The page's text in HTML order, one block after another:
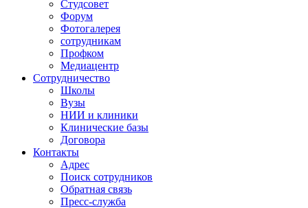
Студсовет
Форум
Фотогалерея
сотрудникам
Профком
Медиацентр
Сотрудничество
Школы
Вузы
НИИ и клиники
Клинические базы
Договора
Контакты
Адрес
Поиск сотрудников
Обратная связь
Пресс-служба